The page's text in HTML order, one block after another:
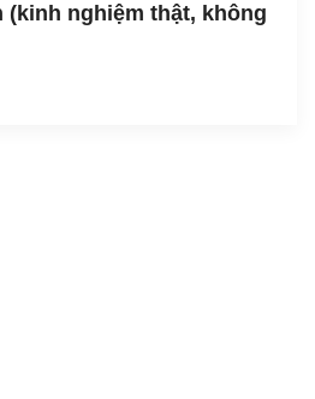
(kinh nghiệm thật, không